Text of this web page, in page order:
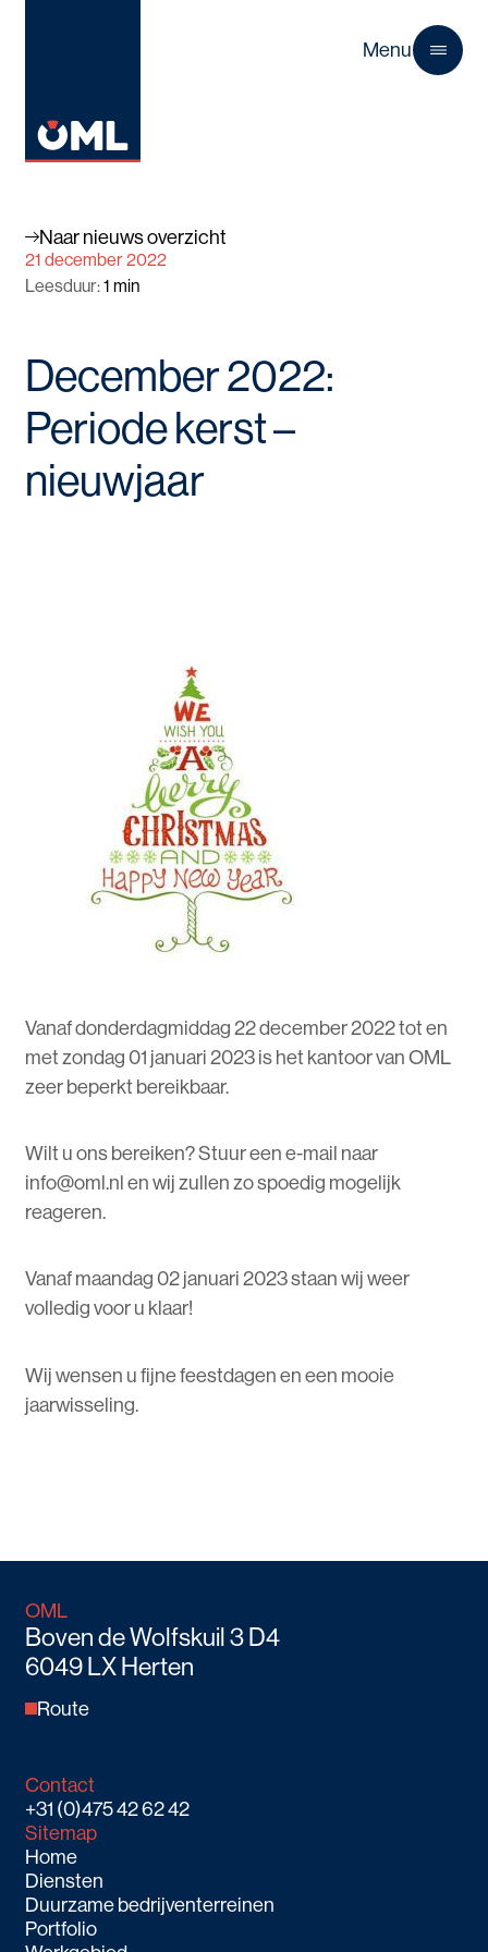
Menu
Naar nieuws overzicht
21 december 2022
Leesduur:1 min
December 2022:
Periode kerst –
nieuwjaar
Vanaf donderdagmiddag 22 december 2022 tot en
met zondag 01 januari 2023 is het kantoor van OML
zeer beperkt bereikbaar.
Wilt u ons bereiken? Stuur een e-mail naar
info@oml.nl en wij zullen zo spoedig mogelijk
reageren.
Vanaf maandag 02 januari 2023 staan wij weer
volledig voor u klaar!
Wij wensen u fijne feestdagen en een mooie
jaarwisseling.
OML
Boven de Wolfskuil 3 D4
6049 LX Herten
Route
Contact
+31 (0)475 42 62 42
Sitemap
Home
Diensten
Duurzame bedrijventerreinen
Portfolio